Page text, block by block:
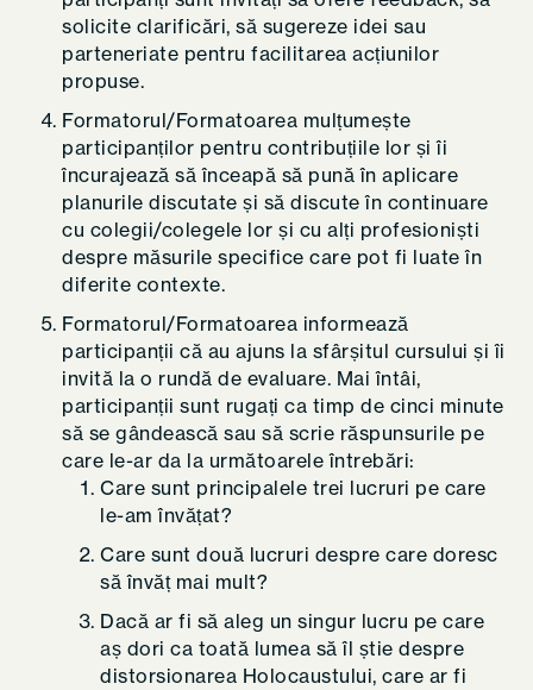
solicite clarificări, să sugereze idei sau
parteneriate pentru facilitarea acțiunilor
propuse.
Formatorul/Formatoarea mulțumește
participanților pentru contribuțiile lor și îi
încurajează să înceapă să pună în aplicare
planurile discutate și să discute în continuare
cu colegii/colegele lor și cu alți profesioniști
despre măsurile specifice care pot fi luate în
diferite contexte.
Formatorul/Formatoarea informează
participanții că au ajuns la sfârșitul cursului și îi
invită la o rundă de evaluare. Mai întâi,
participanții sunt rugați ca timp de cinci minute
să se gândească sau să scrie răspunsurile pe
care le-ar da la următoarele întrebări:
Care sunt principalele trei lucruri pe care
le-am învățat?
Care sunt două lucruri despre care doresc
să învăț mai mult?
Dacă ar fi să aleg un singur lucru pe care
aș dori ca toată lumea să îl știe despre
distorsionarea Holocaustului, care ar fi